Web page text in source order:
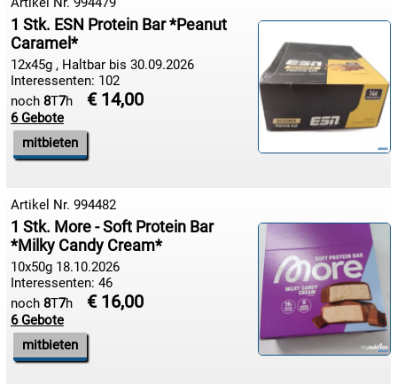
18.08:
18.08:
19.08:
19.08:
1 Stk. ESN Protein Bar *Peanut
Caramel*
12x45g , Haltbar bis 30.09.2026
Interessenten: 102
noch 8T7h € 14,00
6 Gebote
mitbieten
Artikel Nr. 994482
1 Stk. More - Soft Protein Bar
*Milky Candy Cream*
10x50g 18.10.2026
Interessenten: 46
noch 8T7h € 16,00
6 Gebote
mitbieten